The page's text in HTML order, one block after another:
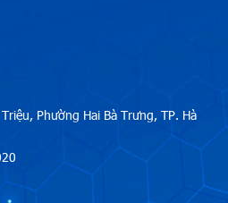
Phường Hai Bà Trưng, TP. Hà